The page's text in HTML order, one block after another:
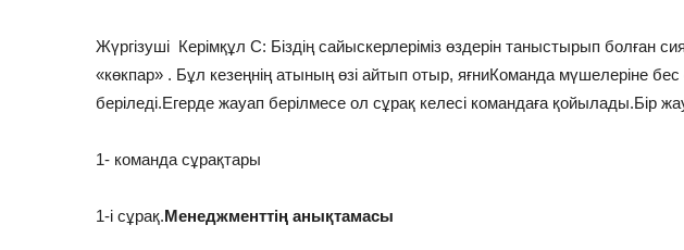
Жүргізуші Керімқұл С: Біздің сайыскерлеріміз өздерін таныстырып болған
«көкпар» . Бұл кезеңнің атының өзі айтып отыр, яғниКоманда мүшелеріне бес
беріледі.Егерде жауап берілмесе ол сұрақ келесі командаға қойылады.Бір
1- команда сұрақтары
1-і сұрақ.Менеджменттің анықтамасы